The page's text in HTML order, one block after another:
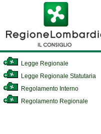
Legge Regionale
Legge Regionale Statutaria
Regolamento Interno
Regolamento Regionale